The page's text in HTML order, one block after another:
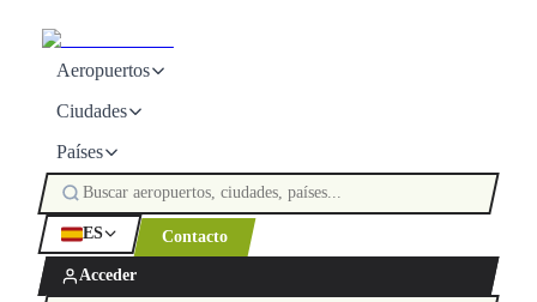
Aeropuertos
Ciudades
Países
ES Contacto
Acceder